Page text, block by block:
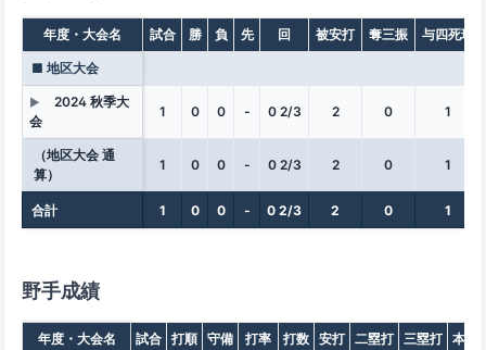
年度・大会名 試合 勝 負 先 回 被安打 奪三振 与四死球
■ 地区大会
▶
2024 秋季大
会
1 0 0 - 0 2/3 2 0 1
（地区大会 通
算）
1 0 0 - 0 2/3 2 0 1
合計 1 0 0 - 0 2/3 2 0 1
野手成績
年度・大会名 試合 打順 守備 打率 打数 安打 二塁打 三塁打 本塁